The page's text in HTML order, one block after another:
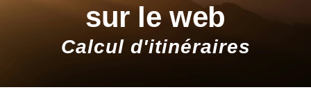
sur le web
Calcul d'itinéraires